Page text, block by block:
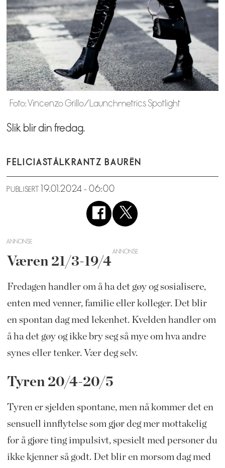
Foto: Vincenzo Grillo/Launchmetrics Spotlight
Slik blir din fredag.
FELICIASTÅLKRANTZ BAURÉN
PUBLISERT 19.01.2024 - 06:00
ANNONSE
Væren 21/3-19/4
Fredagen handler om å ha det gøy og sosialisere,
enten med venner, familie eller kolleger. Det blir
en spontan dag med lekenhet. Kvelden handler om
å ha det gøy og ikke bry seg så mye om hva andre
synes eller tenker. Vær deg selv.
Tyren 20/4-20/5
Tyren er sjelden spontane, men nå kommer det en
sensuell innflytelse som gjør deg mer mottakelig
for å gjøre ting impulsivt, spesielt med personer du
ikke kjenner så godt. Det blir en morsom dag med